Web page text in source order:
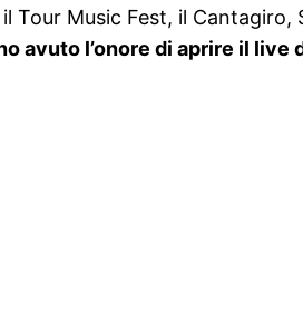
Music Fest, il Cantagiro,
avuto l’onore di aprire il live